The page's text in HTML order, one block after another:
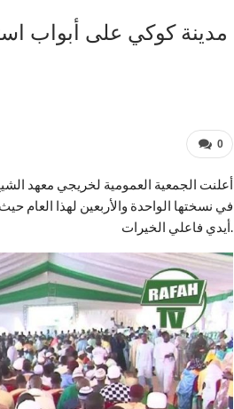
مدينة كوكي على أبواب
0
أعلنت الجمعية العمومية لخريجي معهد
في نسختها الواحدة والأربعين لهذا العام
أيدي فاعلي الخيرات.